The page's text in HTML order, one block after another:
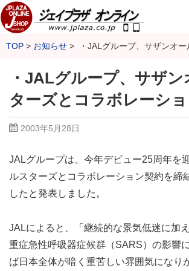
TOP お知らせ ・JALグループ、サザンオ
・JALグループ、サザン
ターズとコラボレーショ
2003年5月28日
JALグループは、今年デビュー25周年を
ルスターズとコラボレーション契約を締
したと発表しました。
JALによると、「継続的な景気低迷に加
重症急性呼吸器症候群（SARS）の影響
ば日本全体が暗く重苦しい雰囲気になり